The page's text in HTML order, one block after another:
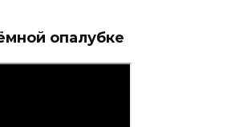
опалубке